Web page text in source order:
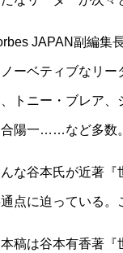
JAPAN副編集
ーベティブなリ
トニー・ブレア、
陽一……など多数。
な谷本氏が近著
点に迫っている。
稿は谷本有香著『